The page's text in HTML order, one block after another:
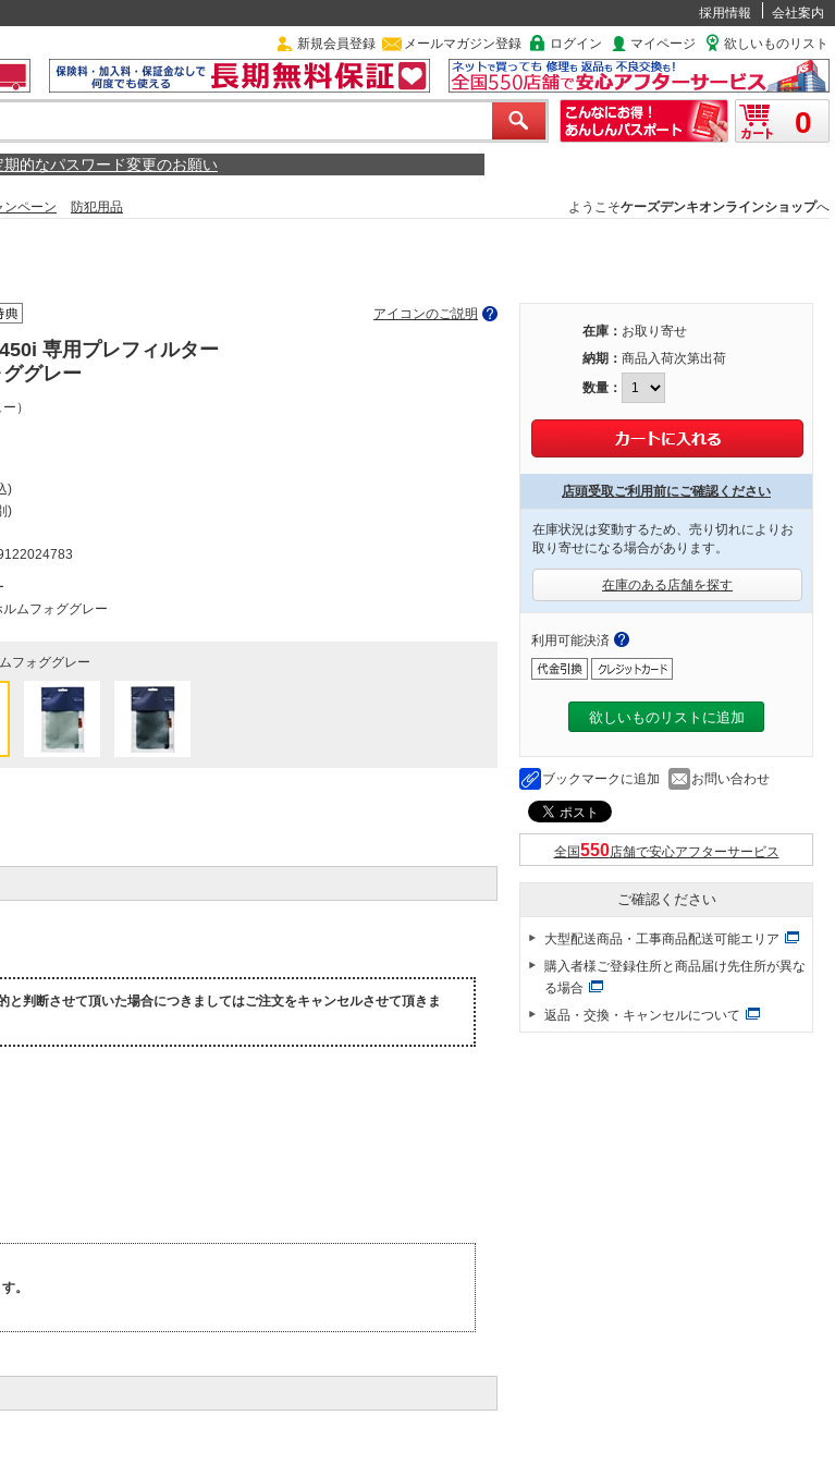
採用情報
会社案内
新規会員登録 メールマガジン登録 ログイン マイページ 欲しいものリスト
0
期的なパスワード変更のお願い
ンペーン 防犯用品 ようこそケーズデンキオンラインショップへ
アイコンのご説明
専用プレフィルター
グレー
）
)
)
ムフォググレー
フォググレー
判断させて頂いた場合につきましてはご注文をキャンセルさせて頂きま
。
在庫： お取り寄せ
納期： 商品入荷次第出荷
数量：
店頭受取ご利用前にご確認ください
在庫状況は変動するため、売り切れによりお
取り寄せになる場合があります。
在庫のある店舗を探す
利用可能決済
欲しいものリストに追加
ブックマークに追加 お問い合わせ
全国 店舗で安心アフターサービス
ご確認ください
大型配送商品・工事商品配送可能エリア
購入者様ご登録住所と商品届け先住所が異な
る場合
返品・交換・キャンセルについて